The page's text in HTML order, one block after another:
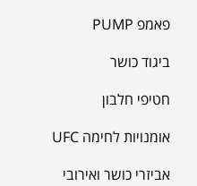
פאמפ PUMP
ביגוד כושר
חטיפי חלבון
אומנויות לחימה UFC
אביזרי כושר ואירובי